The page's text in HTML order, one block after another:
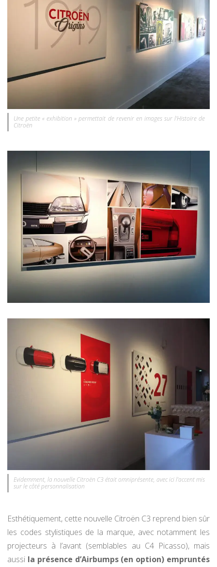
Une petite « exhibition » permettait de revenir en images sur l’Histoire de
Citroën
Evidemment, la nouvelle Citroën C3 était omniprésente, avec ici l’accent mis
sur le côté personnalisation
Esthétiquement, cette nouvelle Citroën C3 reprend bien sûr
les codes stylistiques de la marque, avec notamment les
projecteurs à l’avant (semblables au C4 Picasso), mais
aussi la présence d’Airbumps (en option) empruntés